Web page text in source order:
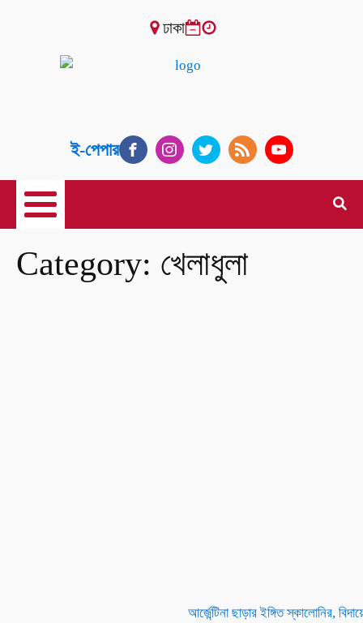
ঢাকা
ই-পেপার
Category: খেলাধুলা
আর্জেন্টিনা ছাড়ার ইঙ্গিত স্কালোনির,